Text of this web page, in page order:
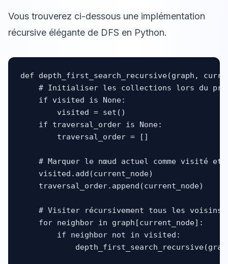
Vous trouverez ci-dessous une implémentation
récursive élégante de DFS en Python.
def depth_first_search_recursive(graph,
# Initialiser les collections lors du
    if visited is None:
        visited = set()
    if traversal_order is None:
        traversal_order = []
# Marquer le nœud actuel comme visité et
    visited.add(current_node)
    traversal_order.append(current_node)
# Visiter récursivement tous les voisins
    for neighbor in graph[current_node]:
        if neighbor not in visited: